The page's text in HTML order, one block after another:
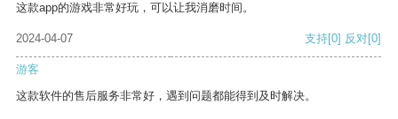
这款app的游戏非常好玩，可以让我消磨时间。
2024-04-07 支持[0] 反对[0]
游客
这款软件的售后服务非常好，遇到问题都能得到及时解决。